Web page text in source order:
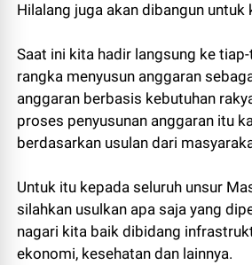
Hilalang juga akan dibangun untuk
Saat ini kita hadir langsung ke
rangka menyusun anggaran
anggaran berbasis kebutuhan
proses penyusunan anggaran itu
berdasarkan usulan dari
Untuk itu kepada seluruh unsur
silahkan usulkan apa saja yang
nagari kita baik dibidang
ekonomi, kesehatan dan lainnya.